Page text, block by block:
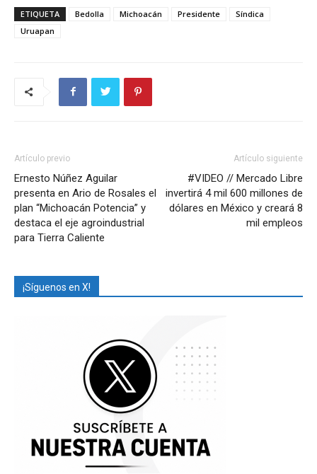
ETIQUETA Bedolla Michoacán Presidente
Síndica
Uruapan
Artículo previo
Ernesto Núñez Aguilar
presenta en Ario de Rosales el
plan “Michoacán Potencia” y
destaca el eje agroindustrial
para Tierra Caliente
Artículo siguiente
#VIDEO // Mercado Libre
invertirá 4 mil 600 millones de
dólares en México y creará 8
mil empleos
¡Síguenos en X!